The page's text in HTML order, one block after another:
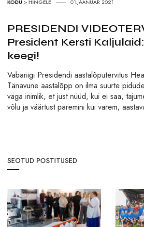
KODU >HINGELE 01.JAANUAR 2021
PRESIDENDI
President Kersti
keegi!
Vabariigi Presidendi aastalõputervitus
Tänavune aastalõpp on ilma suurte
väga inimlik, et just nüüd, kui ei saa,
võlu ja väärtust paremini kui varem,
SEOTUD POSTITUSED